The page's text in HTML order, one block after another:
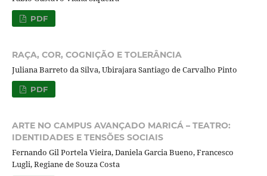
PDF
RAÇA, COR, COGNIÇÃO E TOLERÂNCIA
Juliana Barreto da Silva, Ubirajara Santiago de Carvalho Pinto
PDF
ARTE NO CAMPUS AVANÇADO MARICÁ – TEATRO:
IDENTIDADES E TENSÕES SOCIAIS
Fernando Gil Portela Vieira, Daniela Garcia Bueno, Francesco
Lugli, Regiane de Souza Costa